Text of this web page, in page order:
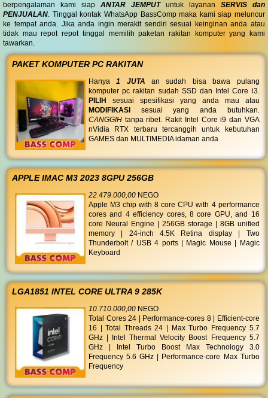
berpengalaman kami siap ANTAR JEMPUTuntuk layanan SERVIS dan
PENJUALAN. Tinggal kontak WhatsApp BassComp maka kami siap meluncur
ke tempat anda. Jika anda ingin merakit sendiri sesuai keinginan anda atau
tidak mau repot repot tinggal memilih paketan rakitan komputer yang kami
tawarkan.
PAKET KOMPUTER PC RAKITAN
Hanya1 JUTA an sudah bisa bawa pulang
komputer pc rakitan sudah SSD dan Intel Core i3.
PILIH
sesuai spesifikasi yang anda mau atau
MODIFIKASI
sesuai yang anda butuhkan.
CANGGIH tanpa ribet. Rakit Intel Core i9 dan VGA
nVidia RTX terbaru tercanggih untuk kebutuhan
GAMES dan MULTIMEDIA idaman anda
APPLE IMAC M3 2023 8GPU 256GB
22.479.000,00 NEGO
Apple M3 chip with 8 core CPU with 4 performance
cores and 4 efficiency cores, 8 core GPU, and 16
core Neural Engine | 256GB storage | 8GB unified
memory | 24-inch 4.5K Retina display | Two
Thunderbolt / USB 4 ports | Magic Mouse | Magic
Keyboard
LGA1851 INTEL CORE ULTRA 9 285K
10.710.000,00 NEGO
Total Cores 24 | Performance-cores 8 | Efficient-core
16 | Total Threads 24 | Max Turbo Frequency 5.7
GHz | Intel Thermal Velocity Boost Frequency 5.7
GHz | Intel Turbo Boost Max Technology 3.0
Frequency 5.6 GHz | Performance-core Max Turbo
Frequency